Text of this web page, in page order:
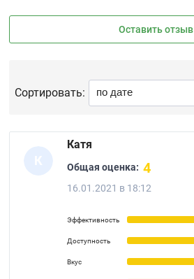
Оставить отзыв
Сортировать:
К
Катя
Общая оценка: 4
16.01.2021 в 18:12
Эффективность
Доступность
Вкус